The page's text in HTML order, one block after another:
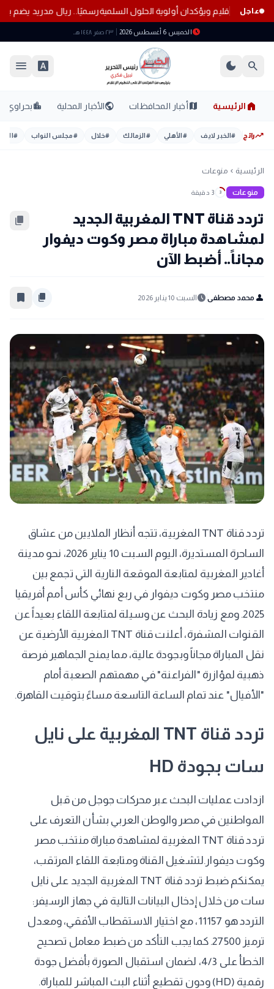
عاجل
تطورات الإقليم ويؤكدان أولوية الحلول السلميةرسميًا.. ريال مدريد يضم
scheduleالخميس 6 أغسطس 2026 ٢٣ صفر ١٤٤٨ هـ
search
dark_mode
font_download
menu
home الرئيسية mapأخبار المحافظات publicالأخبار المحلية location_cityبحراوي
trending_upرائج #الخبر لايف #الأهلي #الزمالك #خلال #مجلس النواب #
الرئيسية chevron_left منوعات
منوعات 3 3 دقيقة
تردد قناة TNT المغربية الجديد
لمشاهدة مباراة مصر وكوت ديفوار
مجاناً.. أضبط الآن
content_copy
person محمد مصطفى schedule السبت 10 يناير 2026 content_copy
bookmark_border
تردد قناة TNT المغربية، ​تتجه أنظار الملايين من عشاق
الساحرة المستديرة، اليوم السبت 10 يناير 2026، نحو مدينة
أغادير المغربية لمتابعة الموقعة النارية التي تجمع بين
منتخب مصر وكوت ديفوار في ربع نهائي كأس أمم أفريقيا
2025. ومع زيادة البحث عن وسيلة لمتابعة اللقاء بعيداً عن
القنوات المشفرة، أعلنت قناة TNT المغربية الأرضية عن
نقل المباراة مجاناً وبجودة عالية، مما يمنح الجماهير فرصة
ذهبية لمؤازرة "الفراعنة" في مهمتهم الصعبة أمام
"الأفيال" عند تمام الساعة التاسعة مساءً بتوقيت القاهرة.
​تردد قناة TNT المغربية على نايل
سات بجودة HD
ازدادت عمليات البحث عبر محركات جوجل من قبل
المواطنين في مصر والوطن العربي بشأن التعرف على
تردد قناة TNT المغربية لمشاهدة مباراة منتخب مصر
وكوت ديفوار. ​لتشغيل القناة ومتابعة اللقاء المرتقب،
يمكنكم ضبط تردد قناة TNT المغربية الجديد على نايل
سات من خلال إدخال البيانات التالية في جهاز الرسيفر:
التردد هو 11157، مع اختيار الاستقطاب الأفقي، ومعدل
ترميز 27500. كما يجب التأكد من ضبط معامل تصحيح
الخطأ على 4/3، لضمان استقبال الصورة بأفضل جودة
رقمية (HD) ودون تقطيع أثناء البث المباشر للمباراة.